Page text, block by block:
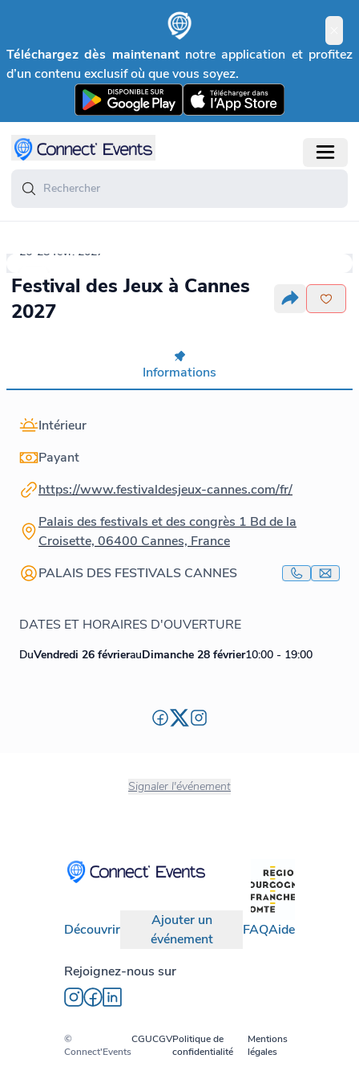
Téléchargez dès maintenant notre application et profitez
d’un contenu exclusif où que vous soyez.
26-28 févr. 2027
Festival des Jeux à Cannes
2027
Informations
Intérieur
Payant
https://www.festivaldesjeux-cannes.com/fr/
Palais des festivals et des congrès 1 Bd de la
Croisette, 06400 Cannes, France
PALAIS DES FESTIVALS CANNES
DATES ET HORAIRES D'OUVERTURE
DuVendredi 26 févrierauDimanche 28 février10:00 - 19:00
Signaler l'événement
Découvrir
Ajouter un
événement
FAQAide
Rejoignez-nous sur
©
Connect'Events
CGUCGVPolitique de
confidentialité
Mentions
légales